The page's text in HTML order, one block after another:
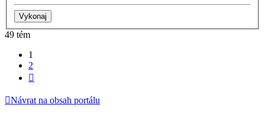
49 tém
1
2
Návrat na obsah portálu